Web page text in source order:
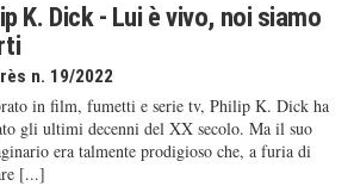
K. Dick - Lui è vivo, noi siamo
n. 19/2022
in film, fumetti e serie tv, Philip K. Dick ha
gli ultimi decenni del XX secolo. Ma il suo
era talmente prodigioso che, a furia di
[...]